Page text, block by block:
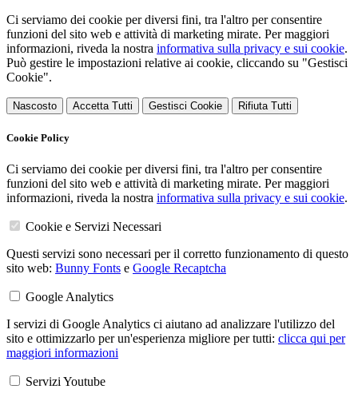
Ci serviamo dei cookie per diversi fini, tra l'altro per consentire
funzioni del sito web e attività di marketing mirate. Per maggiori
informazioni, riveda la nostra informativa sulla privacy e sui cookie.
Può gestire le impostazioni relative ai cookie, cliccando su "Gestisci
Cookie".
Nascosto Accetta Tutti Gestisci Cookie Rifiuta Tutti
Cookie Policy
Ci serviamo dei cookie per diversi fini, tra l'altro per consentire
funzioni del sito web e attività di marketing mirate. Per maggiori
informazioni, riveda la nostra informativa sulla privacy e sui cookie.
Cookie e Servizi Necessari
Questi servizi sono necessari per il corretto funzionamento di questo
sito web: Bunny Fonts e Google Recaptcha
Google Analytics
I servizi di Google Analytics ci aiutano ad analizzare l'utilizzo del
sito e ottimizzarlo per un'esperienza migliore per tutti: clicca qui per
maggiori informazioni
Servizi Youtube